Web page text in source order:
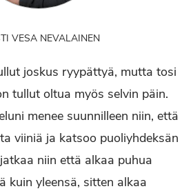
VESA NEVALAINEN
joskus ryypättyä, mutta tosi
tullut oltua myös selvin päin.
menee suunnilleen niin, että
viiniä ja katsoo puoliyhdeksän
niin että alkaa puhua
kuin yleensä, sitten alkaa